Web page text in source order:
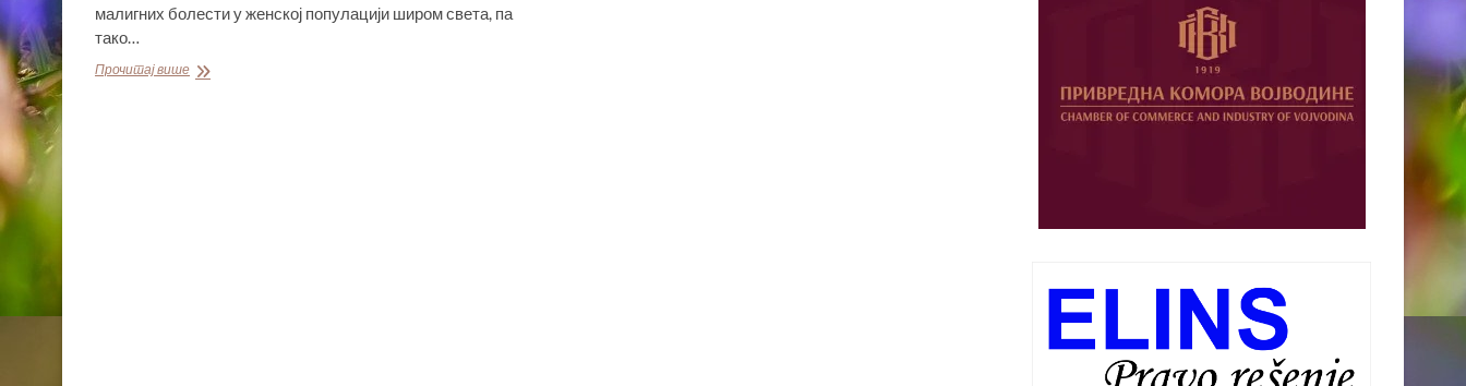
малигних болести у женској популацији широм света, па
тако…
Прочитај вишеПОКРАЈИНСКА